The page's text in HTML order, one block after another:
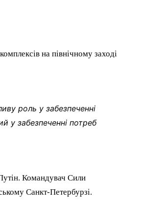
на північному заході
роль у забезпеченні
у забезпеченні потреб
Командувач Сили
Санкт-Петербурзі.